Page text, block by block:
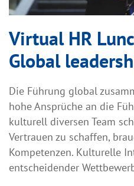
Virtual HR
Global
Die Führung global
hohe Ansprüche an die
kulturell diversen Team
Vertrauen zu schaffen,
Kompetenzen. Kulturelle
entscheidender